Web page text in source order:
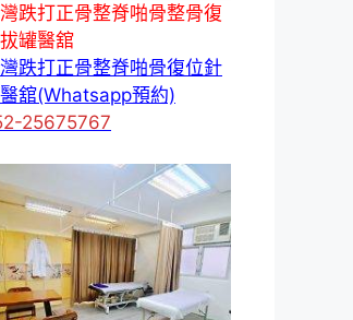
跌打正骨整脊啪骨整骨復
罐醫舘
跌打正骨整脊啪骨復位針
舘(Whatsapp預約)
25675767